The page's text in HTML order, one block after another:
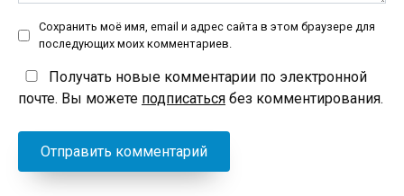
Сохранить моё имя, email и адрес сайта в этом браузере для
последующих моих комментариев.
Получать новые комментарии по электронной
почте. Вы можете подписаться без комментирования.